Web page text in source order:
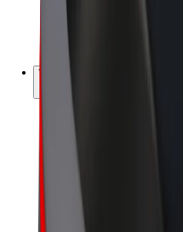
E-kola
Bolt Plus
Vydělávejte s Boltem
Flotily